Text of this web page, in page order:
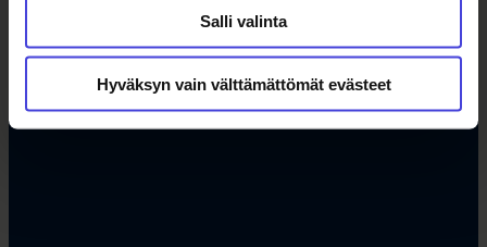
Salli valinta
Hyväksyn vain välttämättömät evästeet